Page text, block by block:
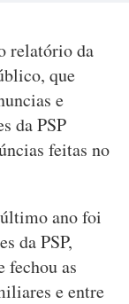
relatório da
que
e
da PSP
feitas no
ano foi
da PSP,
fechou as
e entre